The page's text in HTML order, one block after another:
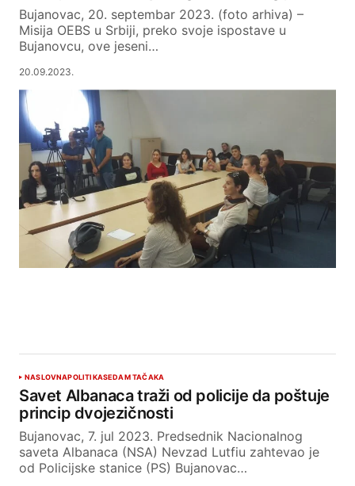
Bujanovac, 20. septembar 2023. (foto arhiva) –
Misija OEBS u Srbiji, preko svoje ispostave u
Bujanovcu, ove jeseni…
20.09.2023.
NASLOVNAPOLITIKASEDAM TAČAKA
Savet Albanaca traži od policije da poštuje
princip dvojezičnosti
Bujanovac, 7. jul 2023. Predsednik Nacionalnog
saveta Albanaca (NSA) Nevzad Lutfiu zahtevao je
od Policijske stanice (PS) Bujanovac…